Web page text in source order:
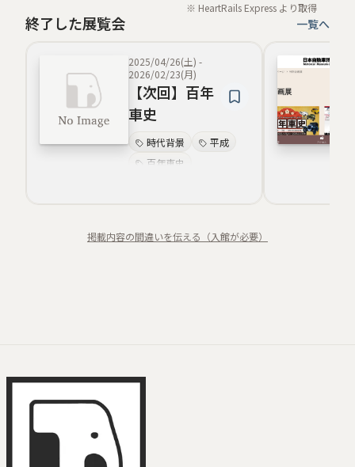
※ HeartRails Express より取得
終了した展覧会 一覧へ
2025/04/26(土) -
2026/02/23(月)
【次回】百年
車史
時代背景
平成
百年車史
昭和元年
掲載内容の間違いを伝える（入館が必要）